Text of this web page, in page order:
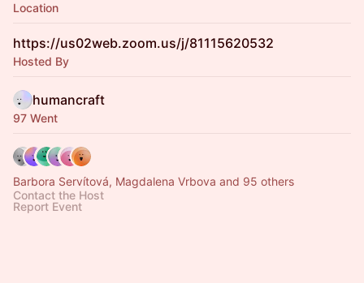
Location
https://us02web.zoom.us/j/81115620532
Hosted By
humancraft
97 Went
Barbora Servítová, Magdalena Vrbova and 95 others
Contact the Host
Report Event